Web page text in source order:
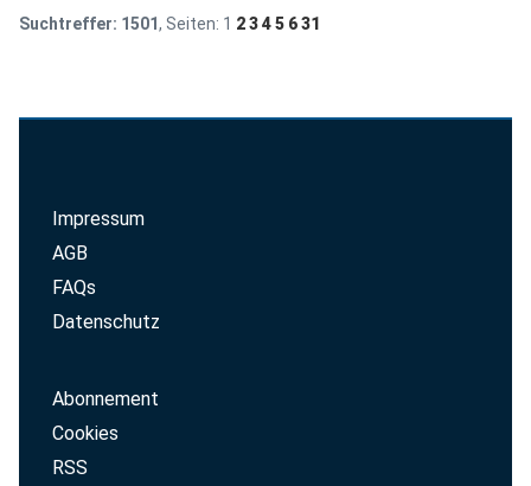
Suchtreffer: 1501, Seiten: 1 2 3 4 5 6 31
Impressum
AGB
FAQs
Datenschutz
Abonnement
Cookies
RSS